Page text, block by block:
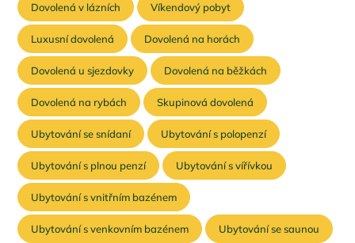
Dovolená v lázních Víkendový pobyt
Luxusní dovolená Dovolená na horách
Dovolená u sjezdovky Dovolená na běžkách
Dovolená na rybách Skupinová dovolená
Ubytování se snídaní Ubytování s polopenzí
Ubytování s plnou penzí Ubytování s vířívkou
Ubytování s vnitřním bazénem
Ubytování s venkovním bazénem Ubytování se saunou